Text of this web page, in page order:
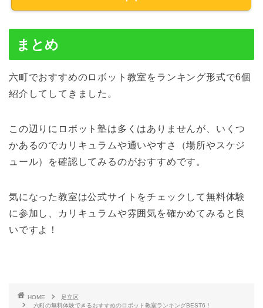
まとめ
六町でおすすめのロボット教室をランキング形式で6個
紹介してしてきました。
この辺りにロボット塾は多くはありませんが、いくつ
かあるのでカリキュラムや通いやすさ（場所やスケジ
ュール）を確認してみるのがおすすめです。
気になった教室は公式サイトをチェックして無料体験
に参加し、カリキュラムや雰囲気を確かめてみると良
いですよ！
HOME
足立区
六町の無料体験できるおすすめのロボット教室ランキングBEST6！